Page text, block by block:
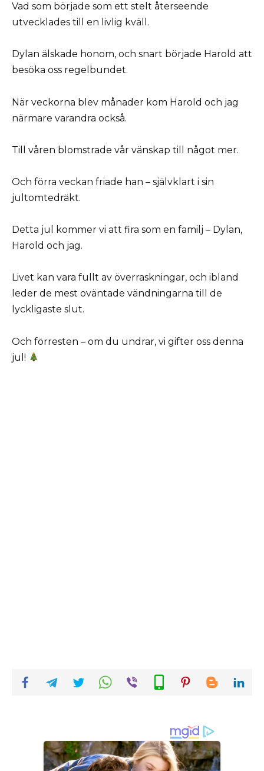
Vad som började som ett stelt återseende
utvecklades till en livlig kväll.
Dylan älskade honom, och snart började Harold att
besöka oss regelbundet.
När veckorna blev månader kom Harold och jag
närmare varandra också.
Till våren blomstrade vår vänskap till något mer.
Och förra veckan friade han – självklart i sin
jultomtedräkt.
Detta jul kommer vi att fira som en familj – Dylan,
Harold och jag.
Livet kan vara fullt av överraskningar, och ibland
leder de mest oväntade vändningarna till de
lyckligaste slut.
Och förresten – om du undrar, vi gifter oss denna
jul!